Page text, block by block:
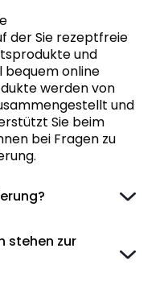
der Sie rezeptfreie
und
online
werden von
und
Sie beim
bei Fragen zu
stehen zur